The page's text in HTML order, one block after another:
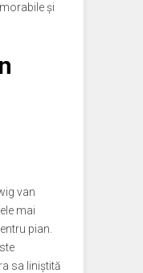
și
van
mai
pian.
sa liniștită